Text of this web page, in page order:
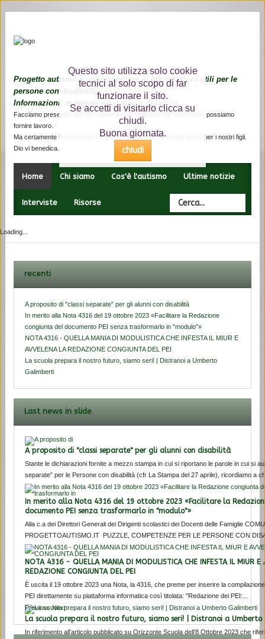
Questo sito utilizza solo cookie
tecnici al solo scopo di far
funzionare il sito.
Se accetti di visitarlo clicca su
chiudi.
Buona giornata.
chiudi
Loading...
Chi
siamo
Cos'è
l'autismo
Progetto autismo è un contenitore di informazioni utili per le
persone con disabilità.
Informazioni, materiale educativo e didattico.
Facciamo presente che non siamo un'associazione, né, purtroppo, possiamo
fornire lavoro.
Ma certamente troverete qui notizie verificate e certe e tanti spunti per i nostri figli.
Dio vi benedica.
Home Chi siamo Cos'è l'autismo Ultime notizie
Interviste Risorse
recenti
A proposito di "classi separate" per gli alunni con disabilità
In merito alla Nota 4316 del 19 ottobre 2023 «Facilitare la Redazione
congiunta del documento PEI senza trasformarlo in "modulo"»
NOTA 4316 - QUELLA MANIA DI MODULISTICA CHE INFESTA IL MIUR E
AVVELENA LA REDAZIONE CONGIUNTA DEL PEI
La scuola prepara il nostro futuro, siamo seri! | Distranoi a Umberto
Galimberti
Last news in slide
A proposito di "classi separate" per gli alunni con disabilità
Stante le dichiarazioni fornite a mezzo stampa in cui si riportano le parole in cui si
separate” per le Persone con disabilità (cfr La Stampa del 27 aprile), ricordiamo a
In merito alla Nota 4316 del 19 ottobre 2023 «Facilitare la
documento PEI senza trasformarlo in "modulo"»
Alla c.a dei Direttori Generali dei Dirigenti scolastici dei Docenti delle Famiglie
PROGETTOAUTISMO.IT PUZZLE, COMPETENZE PER LE PERSONE CON
NOTA 4316 - QUELLA MANIA DI MODULISTICA CHE INFESTA IL MIUR E
REDAZIONE CONGIUNTA DEL PEI
È uscita il 19 ottobre 2023 una Nota, la 4316, che preme per inserire la
PEI direttamente su piattaforma informatica così titolata: "Redazione dei PEI:...
La scuola prepara il nostro futuro, siamo seri! | Distranoi a
In riferimento all’articolo pubblicato su Orizzonte Scuola dell’8 Ottobre 2023 che
Previous Next